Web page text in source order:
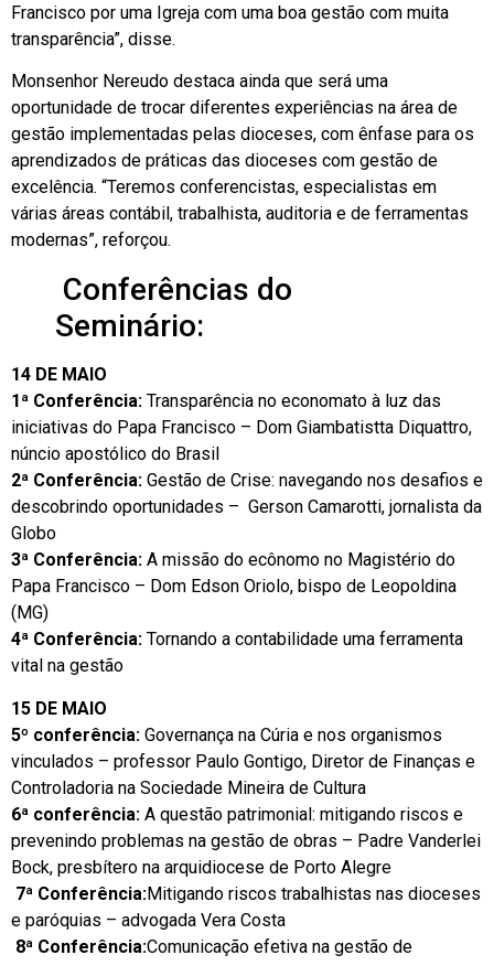
Francisco por uma Igreja com uma boa gestão com muita
transparência”, disse.
Monsenhor Nereudo destaca ainda que será uma
oportunidade de trocar diferentes experiências na área de
gestão implementadas pelas dioceses, com ênfase para os
aprendizados de práticas das dioceses com gestão de
excelência. “Teremos conferencistas, especialistas em
várias áreas contábil, trabalhista, auditoria e de ferramentas
modernas”, reforçou.
Conferências do
Seminário:
14 DE MAIO
1ª Conferência: Transparência no economato à luz das
iniciativas do Papa Francisco – Dom Giambatistta Diquattro,
núncio apostólico do Brasil
2ª Conferência: Gestão de Crise: navegando nos desafios e
descobrindo oportunidades – Gerson Camarotti, jornalista da
Globo
3ª Conferência: A missão do ecônomo no Magistério do
Papa Francisco – Dom Edson Oriolo, bispo de Leopoldina
(MG)
4ª Conferência: Tornando a contabilidade uma ferramenta
vital na gestão
15 DE MAIO
5º conferência: Governança na Cúria e nos organismos
vinculados – professor Paulo Gontigo, Diretor de Finanças e
Controladoria na Sociedade Mineira de Cultura
6ª conferência: A questão patrimonial: mitigando riscos e
prevenindo problemas na gestão de obras – Padre Vanderlei
Bock, presbítero na arquidiocese de Porto Alegre
7ª Conferência:Mitigando riscos trabalhistas nas dioceses
e paróquias – advogada Vera Costa
8ª Conferência:Comunicação efetiva na gestão de